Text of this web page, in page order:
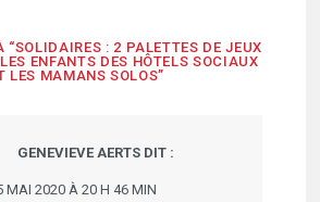
“SOLIDAIRES : 2 PALETTES DE JEUX
ENFANTS DES HÔTELS SOCIAUX
LES MAMANS SOLOS”
GENEVIEVE AERTS DIT :
MAI 2020 À 20 H 46 MIN